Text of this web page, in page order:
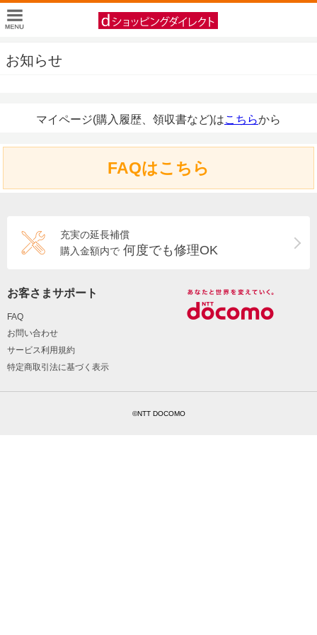
お知らせ
マイページ(購入履歴、領収書など)はこちらから
FAQはこちら
充実の延長補償
購入金額内で 何度でも修理OK
お客さまサポート
FAQ
お問い合わせ
サービス利用規約
特定商取引法に基づく表示
©NTT DOCOMO